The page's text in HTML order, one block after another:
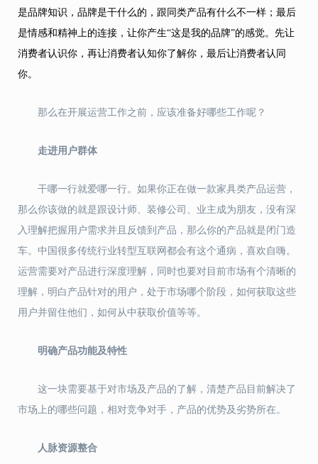
是品牌知识，品牌是干什么的，跟同类产品有什么不一样；最后
是情感和精神上的连接，让你产生“这是我的品牌”的感觉。先让
消费者认识你，再让消费者认知你了解你，最后让消费者认同
你。
那么在开展运营工作之前，应该准备好哪些工作呢？
走进用户群体
干哪一行就爱哪一行。如果你正在做一款家具类产品运营，
那么你该做的就是跟设计师、装修公司、业主成为朋友，没有深
入理解把握用户需求并且反馈到产品，那么你的产品就是闭门造
车。中国很多传统行业转型互联网都会有这个通病，喜欢自嗨。
运营需要对产品进行深度理解，同时也要对目前市场有个清晰的
理解，明白产品针对的用户，处于市场哪个阶段，如何获取这些
用户并留住他们，如何从中获取价值等等。
明确产品功能及特性
这一块需要基于对市场及产品的了解，清楚产品目前解决了
市场上的哪些问题，相对竞争对手，产品的优势及劣势所在。
人脉资源整合